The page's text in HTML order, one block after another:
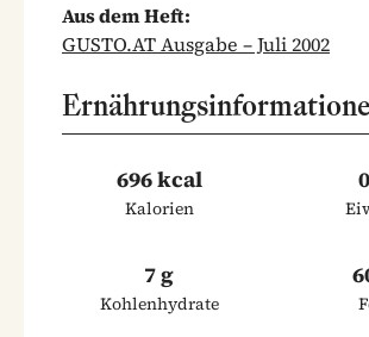
Aus dem Heft:
GUSTO.AT Ausgabe – Juli 2002
696 kcal
Kalorien
7 g
Kohlenhydrate